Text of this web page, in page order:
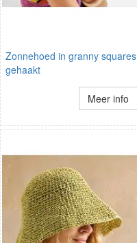
Zonnehoed in granny squares
gehaakt
Meer info